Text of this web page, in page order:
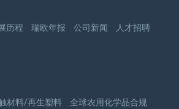
历程 瑞欧年报 公司新闻 人才招聘
材料/再生塑料 全球农用化学品合规